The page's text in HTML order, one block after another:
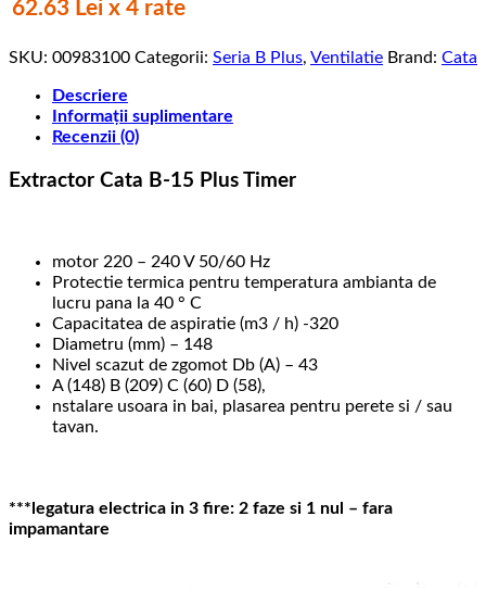
CATA,
X4,
W,
43
dB,
m³/h,
Perimetral
62.63 Lei x 4 rate
SKU: 00983100 Categorii: Seria B Plus, Ventilatie Brand: Cata
Descriere
Informații suplimentare
Recenzii (0)
Extractor Cata B-15 Plus Timer
motor 220 – 240 V 50/60 Hz
Protectie termica pentru temperatura ambianta de
lucru pana la 40 ° C
Capacitatea de aspiratie (m3 / h) -320
Diametru (mm) – 148
Nivel scazut de zgomot Db (A) – 43
A (148) B (209) C (60) D (58),
nstalare usoara in bai, plasarea pentru perete si / sau
tavan.
***legatura electrica in 3 fire: 2 faze si 1 nul – fara
impamantare